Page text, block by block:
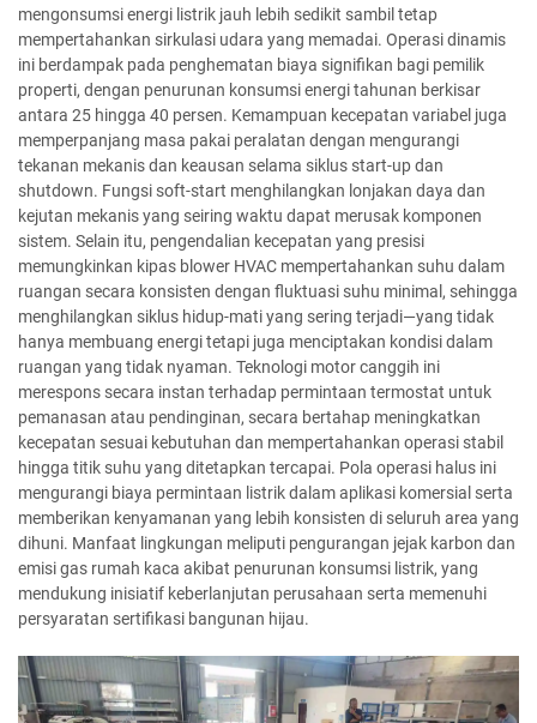
mengonsumsi energi listrik jauh lebih sedikit sambil tetap
mempertahankan sirkulasi udara yang memadai. Operasi dinamis
ini berdampak pada penghematan biaya signifikan bagi pemilik
properti, dengan penurunan konsumsi energi tahunan berkisar
antara 25 hingga 40 persen. Kemampuan kecepatan variabel juga
memperpanjang masa pakai peralatan dengan mengurangi
tekanan mekanis dan keausan selama siklus start-up dan
shutdown. Fungsi soft-start menghilangkan lonjakan daya dan
kejutan mekanis yang seiring waktu dapat merusak komponen
sistem. Selain itu, pengendalian kecepatan yang presisi
memungkinkan kipas blower HVAC mempertahankan suhu dalam
ruangan secara konsisten dengan fluktuasi suhu minimal, sehingga
menghilangkan siklus hidup-mati yang sering terjadi—yang tidak
hanya membuang energi tetapi juga menciptakan kondisi dalam
ruangan yang tidak nyaman. Teknologi motor canggih ini
merespons secara instan terhadap permintaan termostat untuk
pemanasan atau pendinginan, secara bertahap meningkatkan
kecepatan sesuai kebutuhan dan mempertahankan operasi stabil
hingga titik suhu yang ditetapkan tercapai. Pola operasi halus ini
mengurangi biaya permintaan listrik dalam aplikasi komersial serta
memberikan kenyamanan yang lebih konsisten di seluruh area yang
dihuni. Manfaat lingkungan meliputi pengurangan jejak karbon dan
emisi gas rumah kaca akibat penurunan konsumsi listrik, yang
mendukung inisiatif keberlanjutan perusahaan serta memenuhi
persyaratan sertifikasi bangunan hijau.